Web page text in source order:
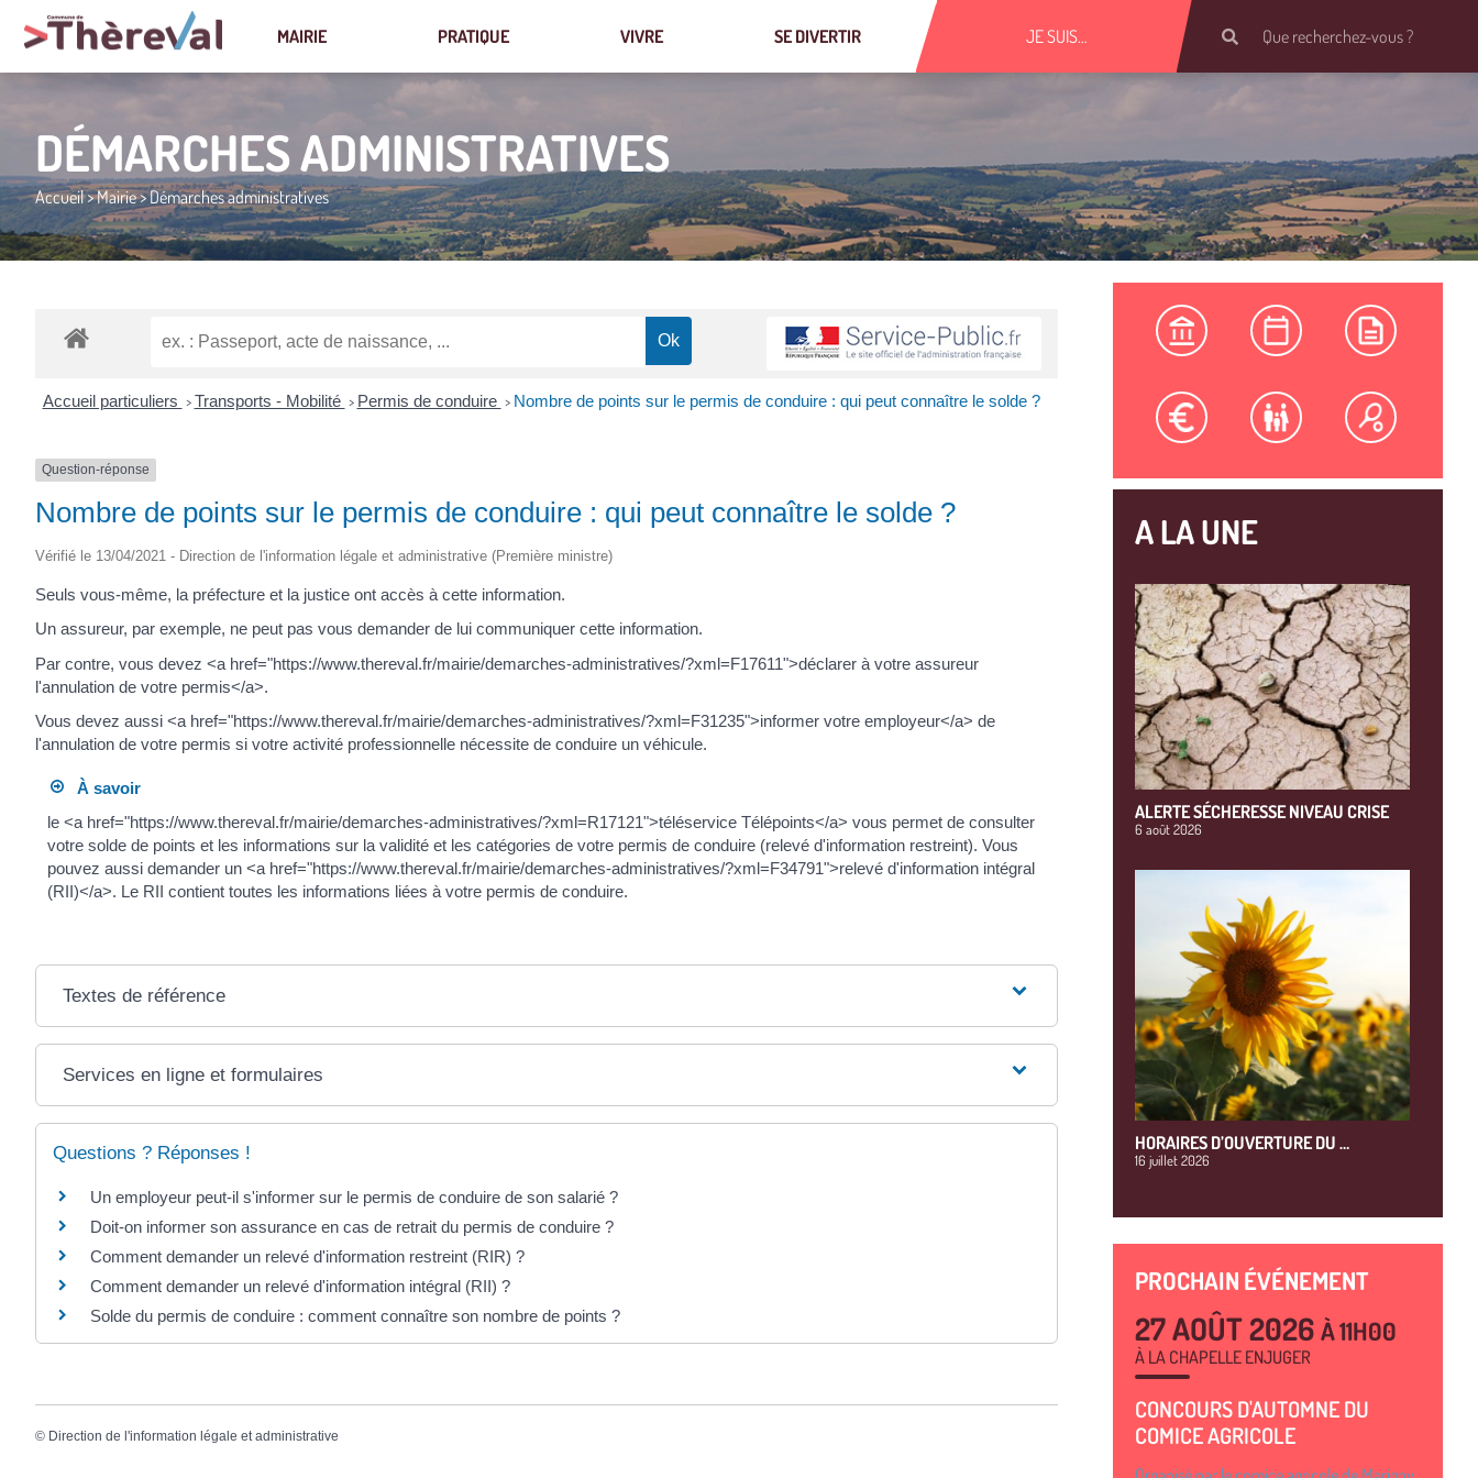
MAIRIE PRATIQUE VIVRE SE DIVERTIR JE SUIS…
DÉMARCHES ADMINISTRATIVES
Accueil>Mairie>Démarches administratives
Accueil particuliers > Transports - Mobilité > Permis de conduire > Nombre de points sur le permis de conduire : qui peut connaître le solde ?
Question-réponse
Nombre de points sur le permis de conduire : qui peut connaître le solde ?
Vérifié le 13/04/2021 - Direction de l'information légale et administrative (Première ministre)
Seuls vous-même, la préfecture et la justice ont accès à cette information.
Un assureur, par exemple, ne peut pas vous demander de lui communiquer cette information.
Par contre, vous devez <a href="https://www.thereval.fr/mairie/demarches-administratives/?xml=F17611">déclarer à votre assureur
l'annulation de votre permis</a>.
Vous devez aussi <a href="https://www.thereval.fr/mairie/demarches-administratives/?xml=F31235">informer votre employeur</a> de
l'annulation de votre permis si votre activité professionnelle nécessite de conduire un véhicule.
À savoir
le <a href="https://www.thereval.fr/mairie/demarches-administratives/?xml=R17121">téléservice Télépoints</a> vous permet de consulter
votre solde de points et les informations sur la validité et les catégories de votre permis de conduire (relevé d'information restreint). Vous
pouvez aussi demander un <a href="https://www.thereval.fr/mairie/demarches-administratives/?xml=F34791">relevé d'information intégral
(RII)</a>. Le RII contient toutes les informations liées à votre permis de conduire.
Textes de référence
Services en ligne et formulaires
Questions ? Réponses !
Un employeur peut-il s'informer sur le permis de conduire de son salarié ?
Doit-on informer son assurance en cas de retrait du permis de conduire ?
Comment demander un relevé d'information restreint (RIR) ?
Comment demander un relevé d'information intégral (RII) ?
Solde du permis de conduire : comment connaître son nombre de points ?
© Direction de l'information légale et administrative
A LA UNE
ALERTE SÉCHERESSE NIVEAU CRISE
6 août 2026
HORAIRES D’OUVERTURE DU …
16 juillet 2026
PROCHAIN ÉVÉNEMENT
27 AOÛT 2026 À 11H00
À LA CHAPELLE ENJUGER
CONCOURS D'AUTOMNE DU
COMICE AGRICOLE